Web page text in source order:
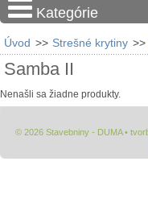
Kategórie
Úvod >> Strešné krytiny >>
Samba II
Nenašli sa žiadne produkty.
© 2026 Stavebniny - DUMA •